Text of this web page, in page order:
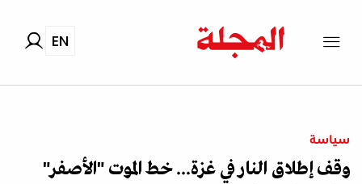
EN
سياسة
وقف إطلاق النار في غزة... خط الموت "الأصفر"